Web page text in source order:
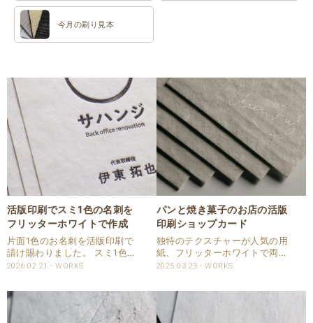
今月の刷り見本
活版印刷でスミ1色の名刺を
フリッターホワイトで作成
片面1色のお名刺を活版印刷で
請け賜わりました。 スミ1色の
お名刺は黒林堂からご注文をい
ーホワイトを使用しました。 フ
リッターは独特のテクスチャー
があり雰囲気の良い紙です。 ス
2026.02.21 WORKS
パンと焼き菓子のお店の活版
印刷ショップカード
独特のテクスチャーが人気の用
紙、フリッターホワイトで両面
活版印刷のショップカードを請
判：360㎏で厚みは0.68㎜とし
っかりした厚みがある用紙を指
定頂きました。 片面はベタを印
2025.03.23 WORKS